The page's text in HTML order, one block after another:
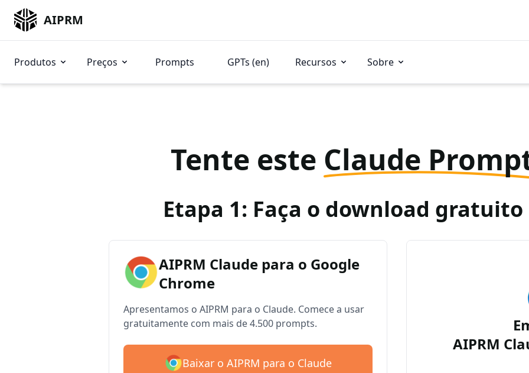
AIPRM
Produtos Preços Prompts GPTs (en) Recursos Sobre
Tente este Claude
Etapa 1: Faça o download gratuito
AIPRM Claude para o Google
Chrome
Apresentamos o AIPRM para o Claude. Comece a usar
gratuitamente com mais de 4.500 prompts.
Baixar o AIPRM para o Claude
AIPRM